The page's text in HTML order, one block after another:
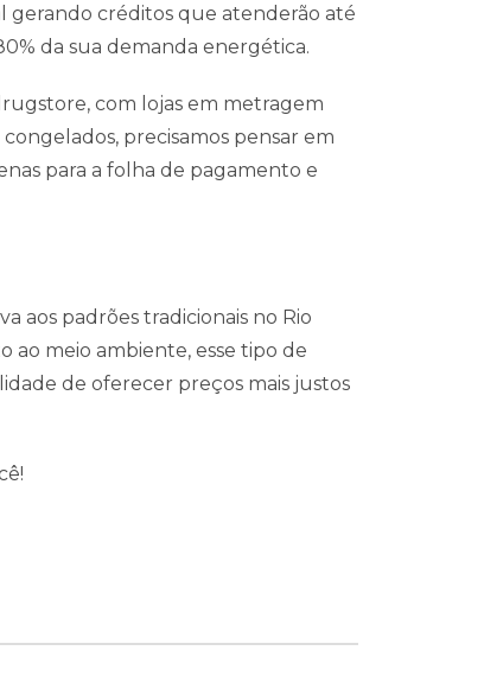
gerando créditos que atenderão até
da sua demanda energética.
com lojas em metragem
precisamos pensar em
para a folha de pagamento e
aos padrões tradicionais no Rio
meio ambiente, esse tipo de
de oferecer preços mais justos